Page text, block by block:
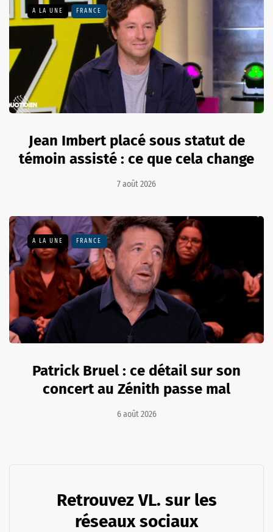
A LA UNE FRANCE
Jean Imbert placé sous statut de
témoin assisté : ce que cela change
7 août 2026
A LA UNE FRANCE
Patrick Bruel : ce détail sur son
concert au Zénith passe mal
6 août 2026
Retrouvez VL. sur les
réseaux sociaux